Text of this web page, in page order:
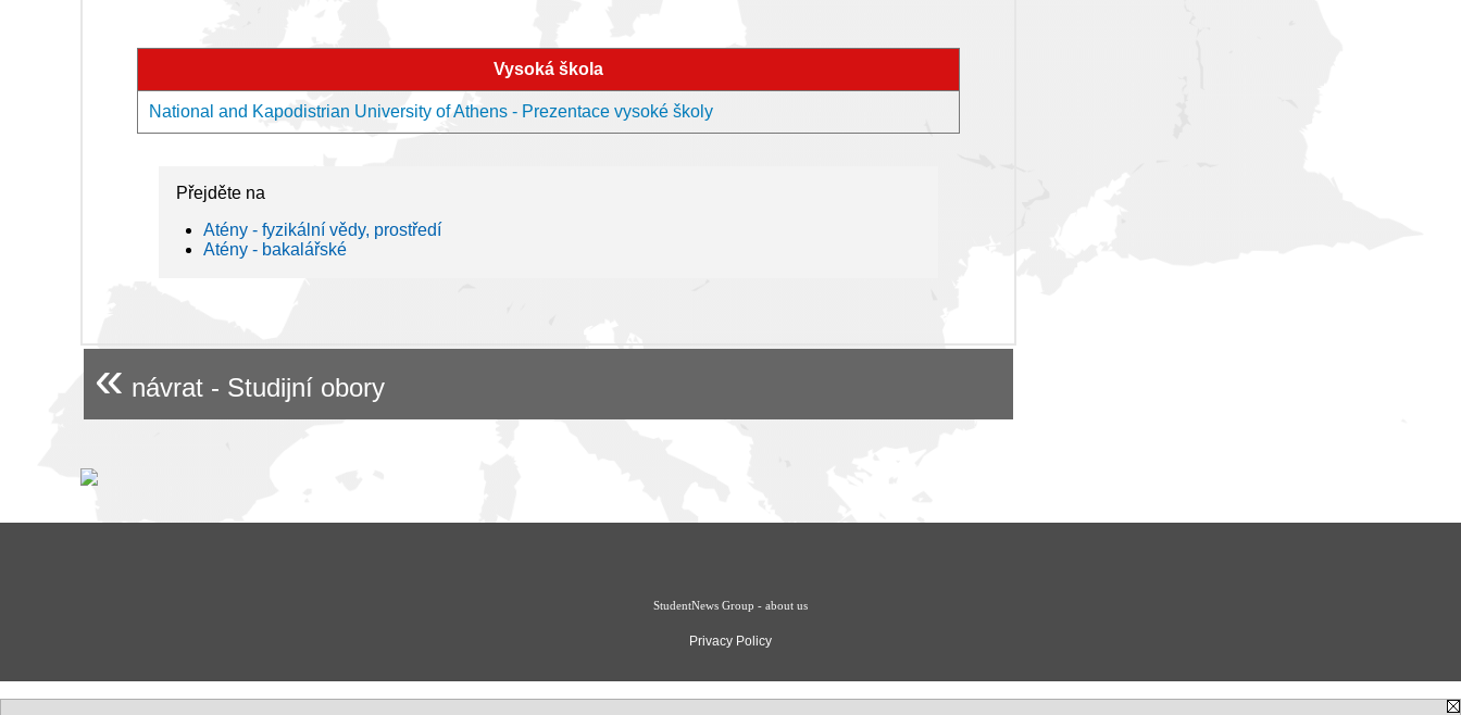
Vysoká škola
National and Kapodistrian University of Athens - Prezentace vysoké školy
Přejděte na
Atény - fyzikální vědy, prostředí
Atény - bakalářské
« návrat - Studijní obory
StudentNews Group - about us
Privacy Policy